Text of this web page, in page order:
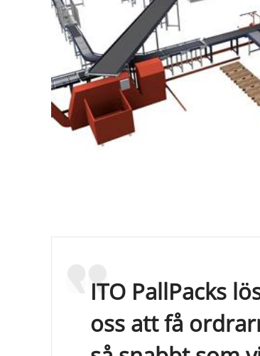
ITO PallPacks
oss att få